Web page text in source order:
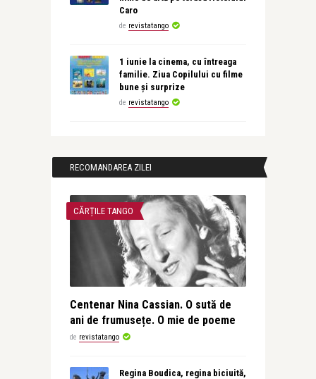
Caro
de revistatango
1 iunie la cinema, cu întreaga
familie. Ziua Copilului cu filme
bune și surprize
de revistatango
RECOMANDAREA ZILEI
CĂRȚILE TANGO
Centenar Nina Cassian. O sută de
ani de frumusețe. O mie de poeme
de revistatango
Regina Boudica, regina biciuită,